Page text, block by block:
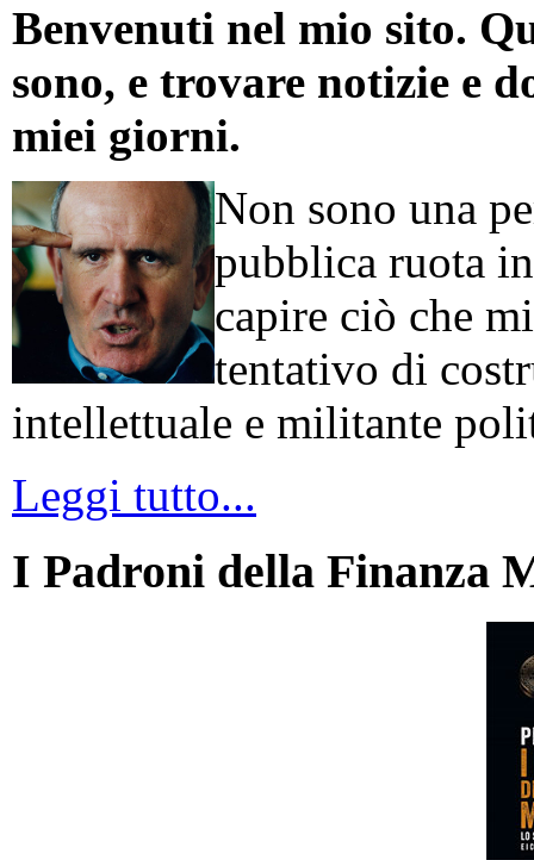
Benvenuti nel mio sito.
sono, e trovare notizie e
miei giorni.
Non sono una
pubblica ruota
capire ciò che
tentativo di
intellettuale e militante
Leggi tutto...
I Padroni della Finanza